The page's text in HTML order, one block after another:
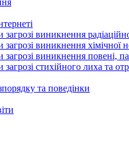
виникнення
виникнення хімічної
виникнення повені,
стихійного лиха та
та поведінки